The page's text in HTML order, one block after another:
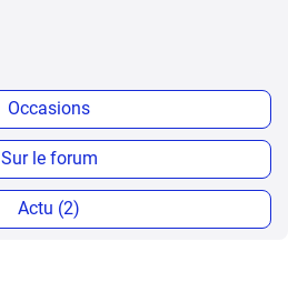
Occasions
Sur le forum
Actu (2)